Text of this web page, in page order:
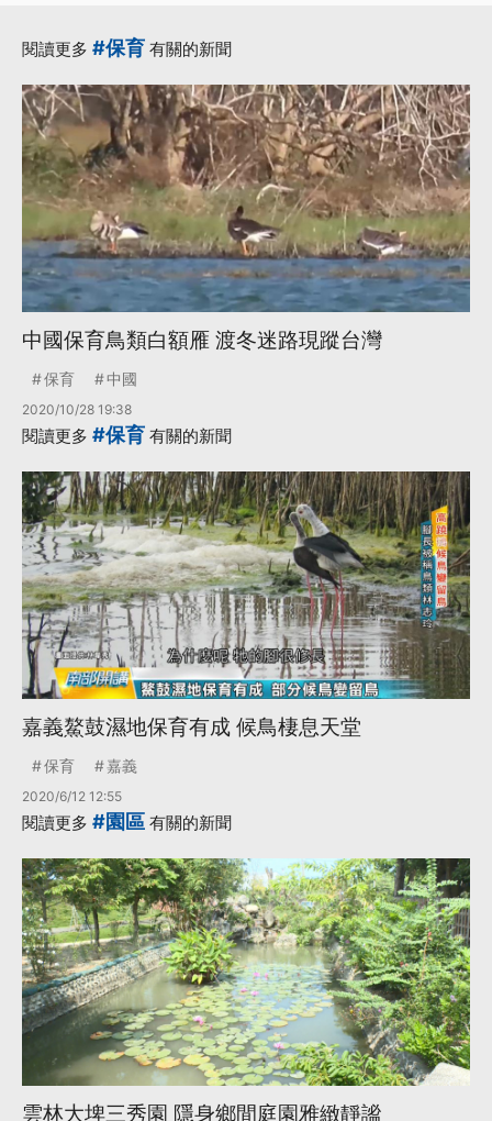
閱讀更多 #保育 有關的新聞
中國保育鳥類白額雁 渡冬迷路現蹤台灣
保育 中國
2020/10/28 19:38
閱讀更多 #保育 有關的新聞
嘉義鰲鼓濕地保育有成 候鳥棲息天堂
保育 嘉義
2020/6/12 12:55
閱讀更多 #園區 有關的新聞
雲林大埤三秀園 隱身鄉間庭園雅緻靜謐